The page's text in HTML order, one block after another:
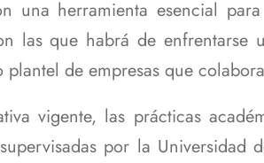
Sistema de Garantía de
Calidad de los Servicios
Enlaces de Interés
laTécnico, de Gestión
y
de Cálculo
Situación y
Programas de las
Asignaturas
Modificación de
de
una herramienta esencial
las que habrá de
de empresas que
vigente, las prácticas
por la